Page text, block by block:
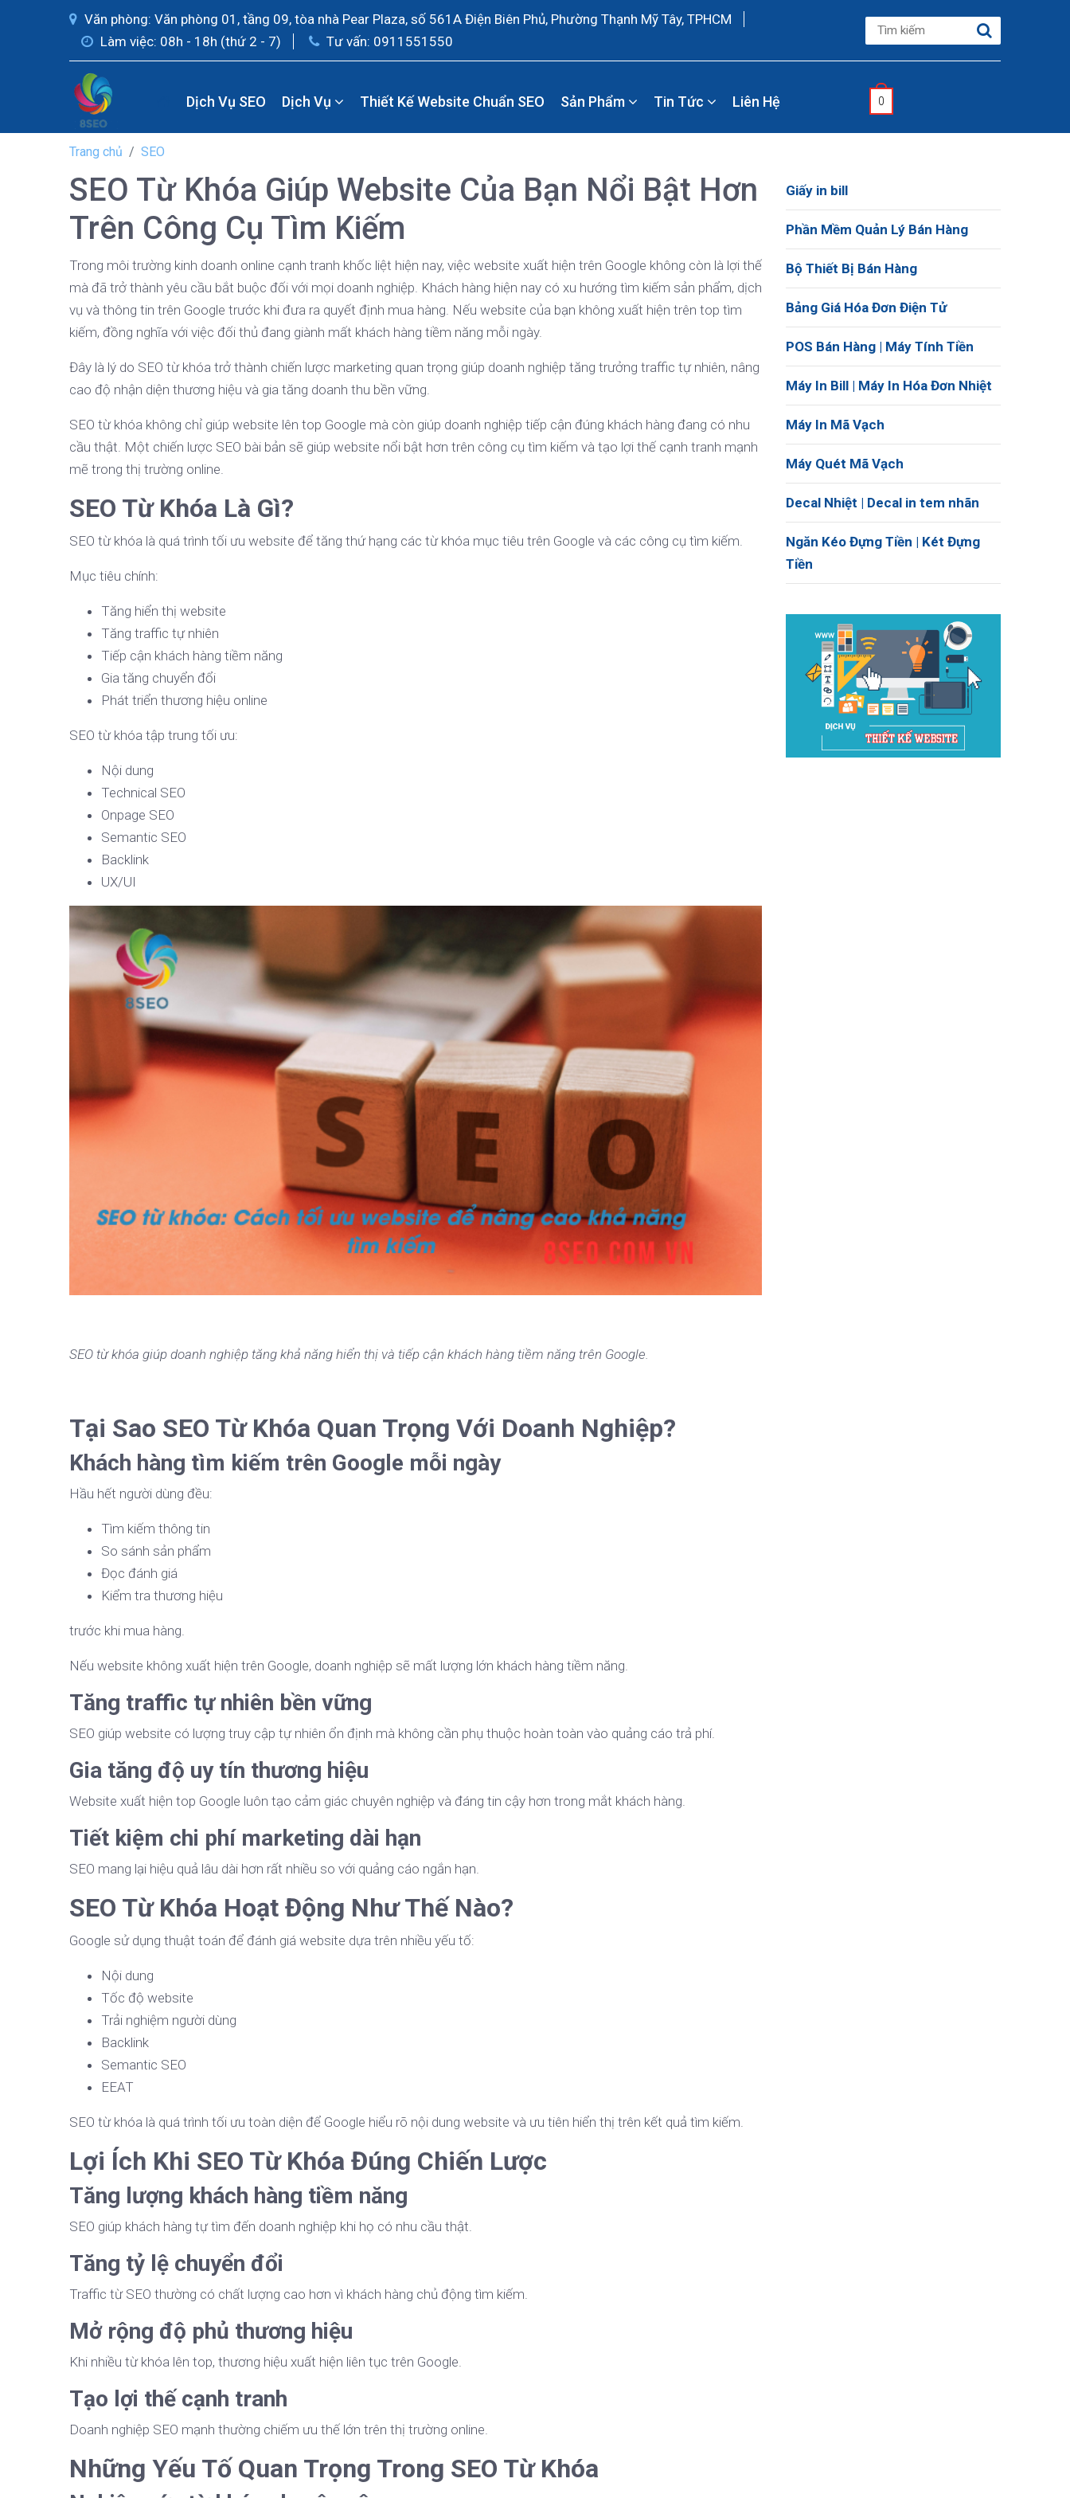
Văn phòng: Văn phòng 01, tầng 09, tòa nhà Pear Plaza, số 561A Điện Biên Phủ, Phường Thạnh Mỹ Tây, TPHCM
Làm việc: 08h - 18h (thứ 2 - 7)
Tư vấn: 0911551550
Dịch Vụ SEO Dịch Vụ Thiết Kế Website Chuẩn SEO Sản Phẩm Tin Tức Liên Hệ 0
Trang chủ SEO
SEO Từ Khóa Giúp Website Của Bạn Nổi Bật Hơn
Trên Công Cụ Tìm Kiếm
Trong môi trường kinh doanh online cạnh tranh khốc liệt hiện nay, việc website xuất hiện trên Google không còn là lợi thế
mà đã trở thành yêu cầu bắt buộc đối với mọi doanh nghiệp. Khách hàng hiện nay có xu hướng tìm kiếm sản phẩm, dịch
vụ và thông tin trên Google trước khi đưa ra quyết định mua hàng. Nếu website của bạn không xuất hiện trên top tìm
kiếm, đồng nghĩa với việc đối thủ đang giành mất khách hàng tiềm năng mỗi ngày.
Đây là lý do SEO từ khóa trở thành chiến lược marketing quan trọng giúp doanh nghiệp tăng trưởng traffic tự nhiên, nâng
cao độ nhận diện thương hiệu và gia tăng doanh thu bền vững.
SEO từ khóa không chỉ giúp website lên top Google mà còn giúp doanh nghiệp tiếp cận đúng khách hàng đang có nhu
cầu thật. Một chiến lược SEO bài bản sẽ giúp website nổi bật hơn trên công cụ tìm kiếm và tạo lợi thế cạnh tranh mạnh
mẽ trong thị trường online.
SEO Từ Khóa Là Gì?
SEO từ khóa là quá trình tối ưu website để tăng thứ hạng các từ khóa mục tiêu trên Google và các công cụ tìm kiếm.
Mục tiêu chính:
Tăng hiển thị website
Tăng traffic tự nhiên
Tiếp cận khách hàng tiềm năng
Gia tăng chuyển đổi
Phát triển thương hiệu online
SEO từ khóa tập trung tối ưu:
Nội dung
Technical SEO
Onpage SEO
Semantic SEO
Backlink
UX/UI
SEO từ khóa giúp doanh nghiệp tăng khả năng hiển thị và tiếp cận khách hàng tiềm năng trên Google.
Tại Sao SEO Từ Khóa Quan Trọng Với Doanh Nghiệp?
Khách hàng tìm kiếm trên Google mỗi ngày
Hầu hết người dùng đều:
Tìm kiếm thông tin
So sánh sản phẩm
Đọc đánh giá
Kiểm tra thương hiệu
trước khi mua hàng.
Nếu website không xuất hiện trên Google, doanh nghiệp sẽ mất lượng lớn khách hàng tiềm năng.
Tăng traffic tự nhiên bền vững
SEO giúp website có lượng truy cập tự nhiên ổn định mà không cần phụ thuộc hoàn toàn vào quảng cáo trả phí.
Gia tăng độ uy tín thương hiệu
Website xuất hiện top Google luôn tạo cảm giác chuyên nghiệp và đáng tin cậy hơn trong mắt khách hàng.
Tiết kiệm chi phí marketing dài hạn
SEO mang lại hiệu quả lâu dài hơn rất nhiều so với quảng cáo ngắn hạn.
SEO Từ Khóa Hoạt Động Như Thế Nào?
Google sử dụng thuật toán để đánh giá website dựa trên nhiều yếu tố:
Nội dung
Tốc độ website
Trải nghiệm người dùng
Backlink
Semantic SEO
EEAT
SEO từ khóa là quá trình tối ưu toàn diện để Google hiểu rõ nội dung website và ưu tiên hiển thị trên kết quả tìm kiếm.
Lợi Ích Khi SEO Từ Khóa Đúng Chiến Lược
Tăng lượng khách hàng tiềm năng
SEO giúp khách hàng tự tìm đến doanh nghiệp khi họ có nhu cầu thật.
Tăng tỷ lệ chuyển đổi
Traffic từ SEO thường có chất lượng cao hơn vì khách hàng chủ động tìm kiếm.
Mở rộng độ phủ thương hiệu
Khi nhiều từ khóa lên top, thương hiệu xuất hiện liên tục trên Google.
Tạo lợi thế cạnh tranh
Doanh nghiệp SEO mạnh thường chiếm ưu thế lớn trên thị trường online.
Những Yếu Tố Quan Trọng Trong SEO Từ Khóa
Giấy in bill
Phần Mềm Quản Lý Bán Hàng
Bộ Thiết Bị Bán Hàng
Bảng Giá Hóa Đơn Điện Tử
POS Bán Hàng | Máy Tính Tiền
Máy In Bill | Máy In Hóa Đơn Nhiệt
Máy In Mã Vạch
Máy Quét Mã Vạch
Decal Nhiệt | Decal in tem nhãn
Ngăn Kéo Đựng Tiền | Két Đựng
Tiền